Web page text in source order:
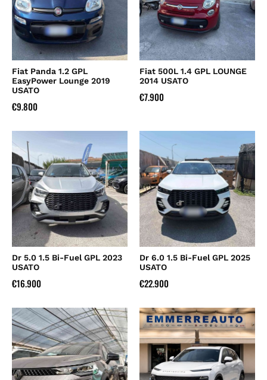
Fiat Panda 1.2 GPL
EasyPower Lounge 2019
USATO
€9.800
Fiat 500L 1.4 GPL LOUNGE
2014 USATO
€7.900
Dr 5.0 1.5 Bi-Fuel GPL 2023
USATO
€16.900
Dr 6.0 1.5 Bi-Fuel GPL 2025
USATO
€22.900